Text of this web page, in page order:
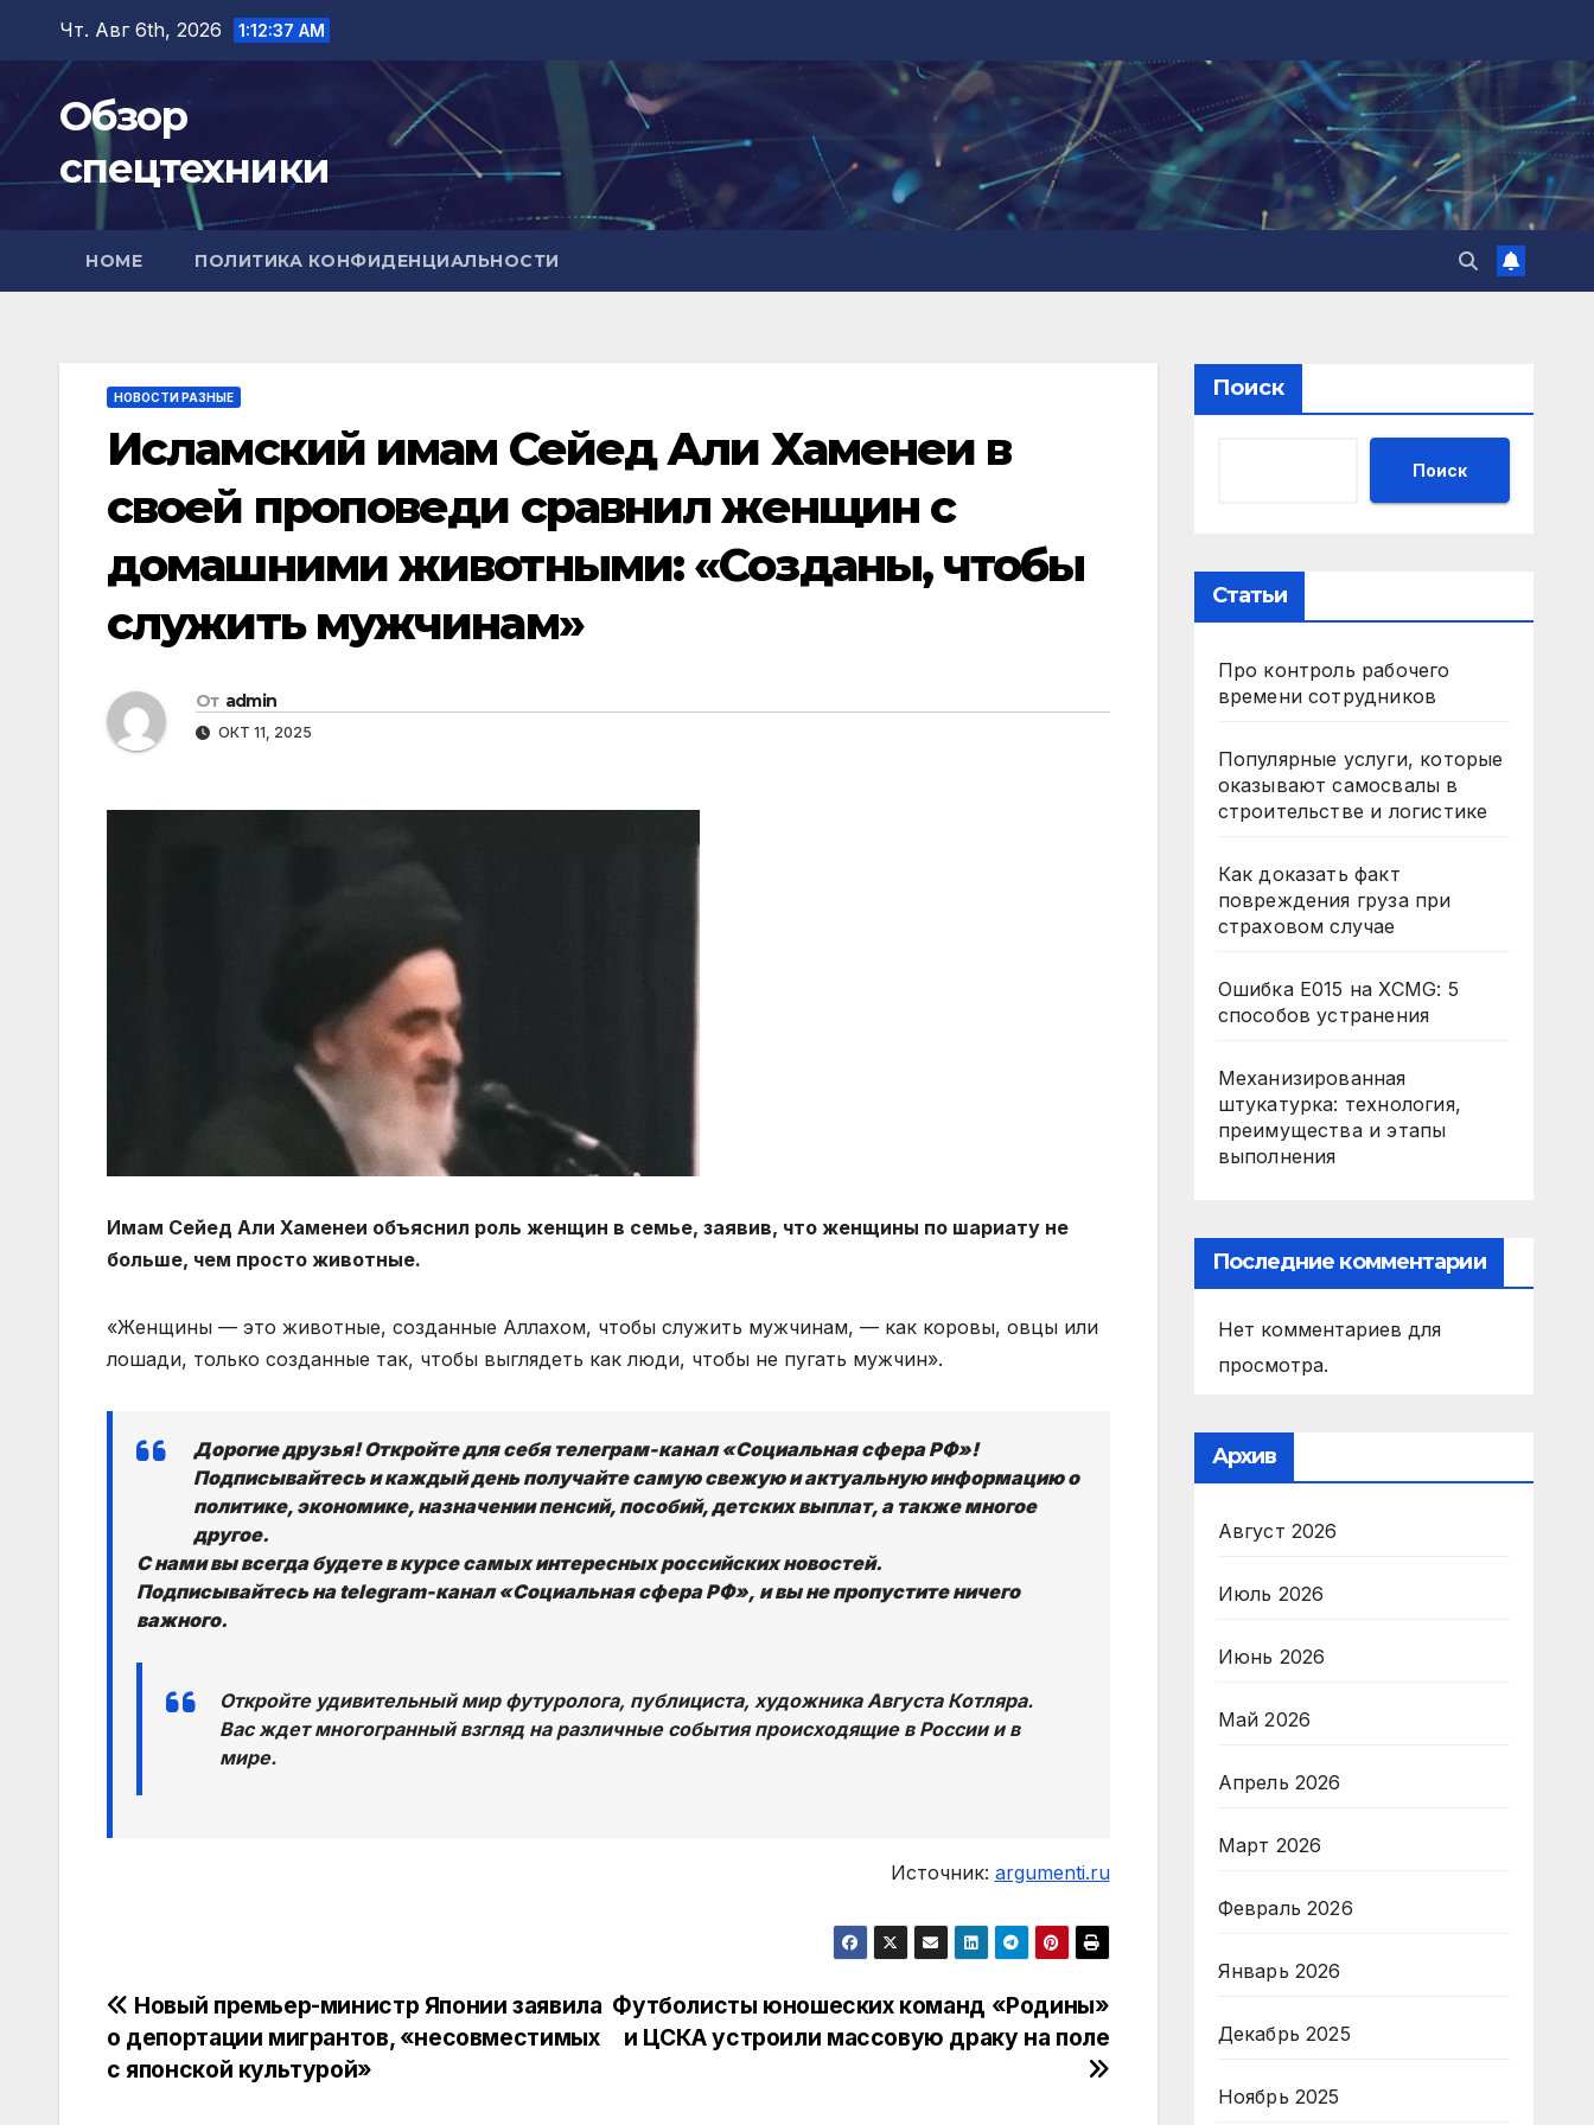
Перейти
содержимому
Чт. Авг 6th, 2026 1:12:38 AM
Обзор
спецтехники
HOME ПОЛИТИКА КОНФИДЕНЦИАЛЬНОСТИ
НОВОСТИ РАЗНЫЕ
Исламский имам Сейед Али Хаменеи в
своей проповеди сравнил женщин с
домашними животными: «Созданы, чтобы
служить мужчинам»
От admin
ОКТ 11, 2025
Имам Сейед Али Хаменеи объяснил роль женщин в семье, заявив, что женщины по шариату не
больше, чем просто животные.
«Женщины — это животные, созданные Аллахом, чтобы служить мужчинам, — как коровы, овцы или
лошади, только созданные так, чтобы выглядеть как люди, чтобы не пугать мужчин».
Дорогие друзья! Откройте для себя телеграм-канал «Социальная сфера РФ»!
Подписывайтесь и каждый день получайте самую свежую и актуальную информацию о
политике, экономике, назначении пенсий, пособий, детских выплат, а также многое
другое.
С нами вы всегда будете в курсе самых интересных российских новостей.
Подписывайтесь на telegram-канал «Социальная сфера РФ», и вы не пропустите ничего
важного.
Откройте удивительный мир футуролога, публициста, художника Августа Котляра.
Вас ждет многогранный взгляд на различные события происходящие в России и в
мире.
Источник: argumenti.ru
Навигация
по
Футболисты юношеских команд «Родины»
и ЦСКА устроили массовую драку на поле
Новый премьер-министр Японии заявила
о депортации мигрантов, «несовместимых
с японской культурой»
Поиск
Поиск
Статьи
Про контроль рабочего
времени сотрудников
Популярные услуги, которые
оказывают самосвалы в
строительстве и логистике
Как доказать факт
повреждения груза при
страховом случае
Ошибка E015 на XCMG: 5
способов устранения
Механизированная
штукатурка: технология,
преимущества и этапы
выполнения
Последние комментарии
Нет комментариев для
просмотра.
Архив
Август 2026
Июль 2026
Июнь 2026
Май 2026
Апрель 2026
Март 2026
Февраль 2026
Январь 2026
Декабрь 2025
Ноябрь 2025